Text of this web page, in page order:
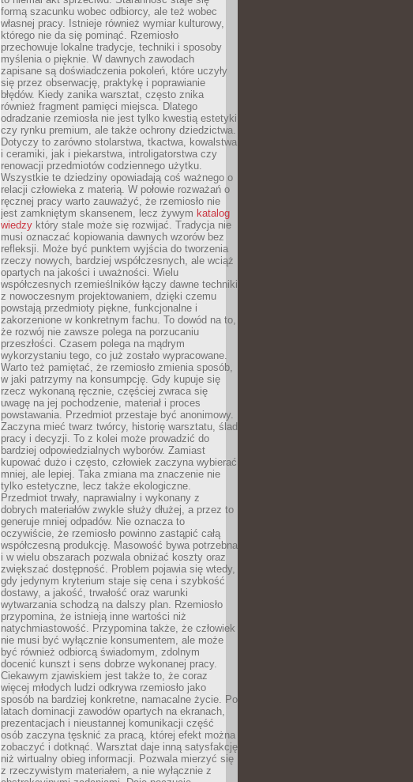
formą szacunku wobec odbiorcy, ale też wobec
własnej pracy. Istnieje również wymiar kulturowy,
którego nie da się pominąć. Rzemiosło
przechowuje lokalne tradycje, techniki i sposoby
myślenia o pięknie. W dawnych zawodach
zapisane są doświadczenia pokoleń, które uczyły
się przez obserwację, praktykę i poprawianie
błędów. Kiedy zanika warsztat, często znika
również fragment pamięci miejsca. Dlatego
odradzanie rzemiosła nie jest tylko kwestią estetyki
czy rynku premium, ale także ochrony dziedzictwa.
Dotyczy to zarówno stolarstwa, tkactwa, kowalstwa
i ceramiki, jak i piekarstwa, introligatorstwa czy
renowacji przedmiotów codziennego użytku.
Wszystkie te dziedziny opowiadają coś ważnego o
relacji człowieka z materią. W połowie rozważań o
ręcznej pracy warto zauważyć, że rzemiosło nie
jest zamkniętym skansenem, lecz żywym katalog
wiedzy który stale może się rozwijać. Tradycja nie
musi oznaczać kopiowania dawnych wzorów bez
refleksji. Może być punktem wyjścia do tworzenia
rzeczy nowych, bardziej współczesnych, ale wciąż
opartych na jakości i uważności. Wielu
współczesnych rzemieślników łączy dawne techniki
z nowoczesnym projektowaniem, dzięki czemu
powstają przedmioty piękne, funkcjonalne i
zakorzenione w konkretnym fachu. To dowód na to,
że rozwój nie zawsze polega na porzucaniu
przeszłości. Czasem polega na mądrym
wykorzystaniu tego, co już zostało wypracowane.
Warto też pamiętać, że rzemiosło zmienia sposób,
w jaki patrzymy na konsumpcję. Gdy kupuje się
rzecz wykonaną ręcznie, częściej zwraca się
uwagę na jej pochodzenie, materiał i proces
powstawania. Przedmiot przestaje być anonimowy.
Zaczyna mieć twarz twórcy, historię warsztatu, ślad
pracy i decyzji. To z kolei może prowadzić do
bardziej odpowiedzialnych wyborów. Zamiast
kupować dużo i często, człowiek zaczyna wybierać
mniej, ale lepiej. Taka zmiana ma znaczenie nie
tylko estetyczne, lecz także ekologiczne.
Przedmiot trwały, naprawialny i wykonany z
dobrych materiałów zwykle służy dłużej, a przez to
generuje mniej odpadów. Nie oznacza to
oczywiście, że rzemiosło powinno zastąpić całą
współczesną produkcję. Masowość bywa potrzebna
i w wielu obszarach pozwala obniżać koszty oraz
zwiększać dostępność. Problem pojawia się wtedy,
gdy jedynym kryterium staje się cena i szybkość
dostawy, a jakość, trwałość oraz warunki
wytwarzania schodzą na dalszy plan. Rzemiosło
przypomina, że istnieją inne wartości niż
natychmiastowość. Przypomina także, że człowiek
nie musi być wyłącznie konsumentem, ale może
być również odbiorcą świadomym, zdolnym
docenić kunszt i sens dobrze wykonanej pracy.
Ciekawym zjawiskiem jest także to, że coraz
więcej młodych ludzi odkrywa rzemiosło jako
sposób na bardziej konkretne, namacalne życie. Po
latach dominacji zawodów opartych na ekranach,
prezentacjach i nieustannej komunikacji część
osób zaczyna tęsknić za pracą, której efekt można
zobaczyć i dotknąć. Warsztat daje inną satysfakcję
niż wirtualny obieg informacji. Pozwala mierzyć się
z rzeczywistym materiałem, a nie wyłącznie z